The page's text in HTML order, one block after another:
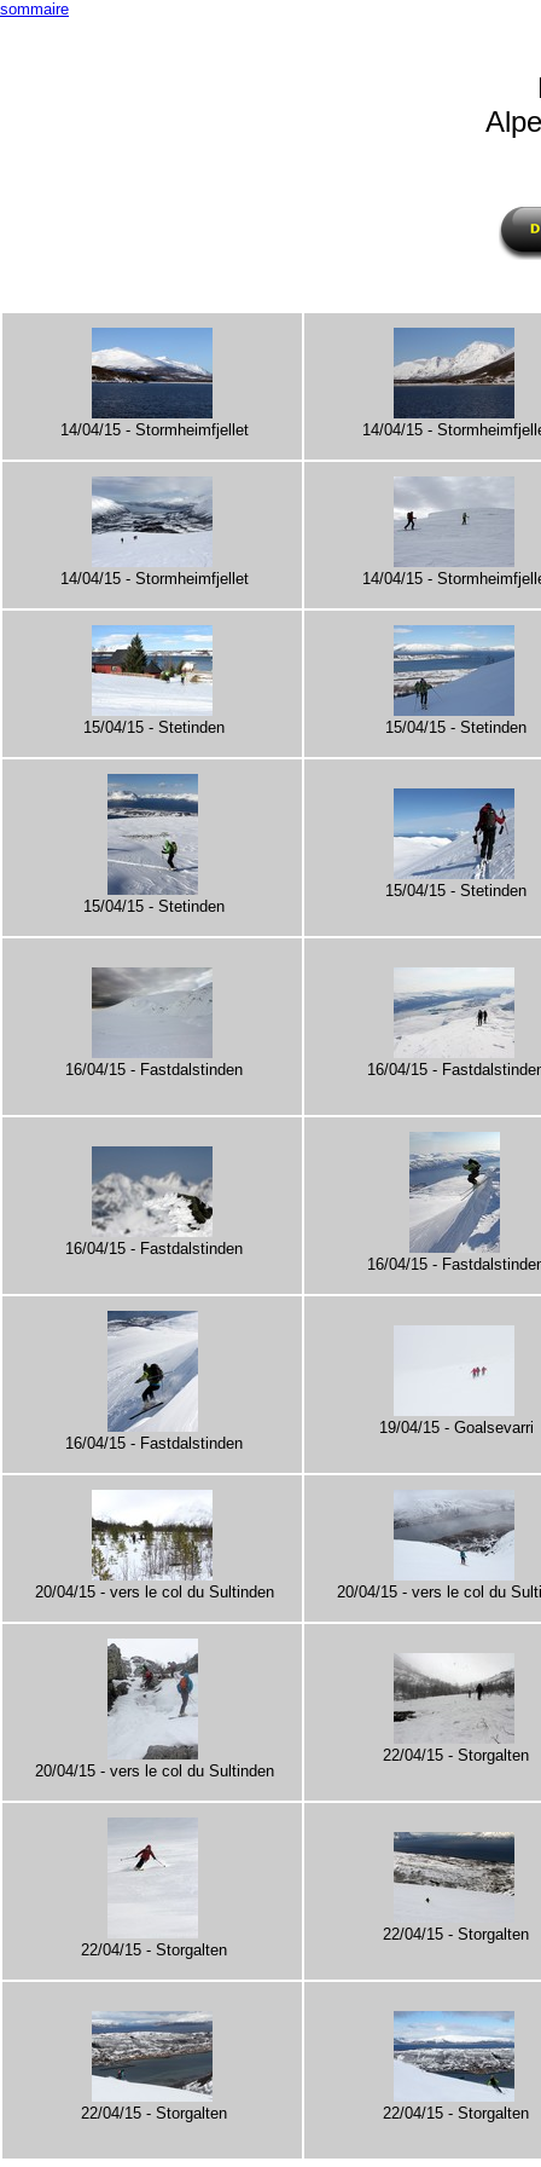
sommaire
14/04/15 - Stormheimfjellet 14/04/15 -
14/04/15 - Stormheimfjellet 14/04/15 -
15/04/15 - Stetinden 15/04/15 - Stetinden
15/04/15 - Stetinden
15/04/15 - Stetinden
16/04/15 - Fastdalstinden 16/04/15 -
16/04/15 - Fastdalstinden
16/04/15 -
16/04/15 - Fastdalstinden
19/04/15 - Goalsevarri
20/04/15 - vers le col du Sultinden 20/04/15 - vers le col du
20/04/15 - vers le col du Sultinden
22/04/15 - Storgalten
22/04/15 - Storgalten
22/04/15 - Storgalten
22/04/15 - Storgalten 22/04/15 - Storgalten